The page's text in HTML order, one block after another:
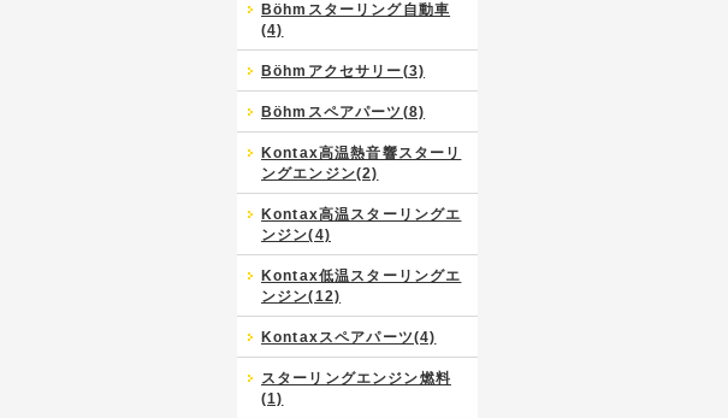
Böhmスターリング自動車
(4)
Böhmアクセサリー(3)
Böhmスペアパーツ(8)
Kontax高温熱音響スターリ
ングエンジン(2)
Kontax高温スターリングエ
ンジン(4)
Kontax低温スターリングエ
ンジン(12)
Kontaxスペアパーツ(4)
スターリングエンジン燃料
(1)